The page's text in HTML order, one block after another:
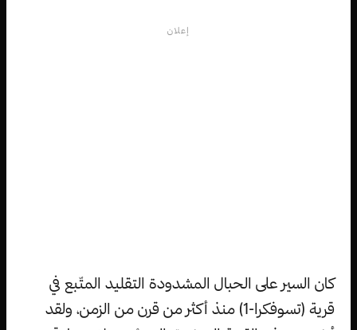
إعلان
كان السير على الحبال المشدودة التقليد المتّبع في
قرية (تسوفكرا-1) منذ أكثر من قرن من الزمن، ولقد